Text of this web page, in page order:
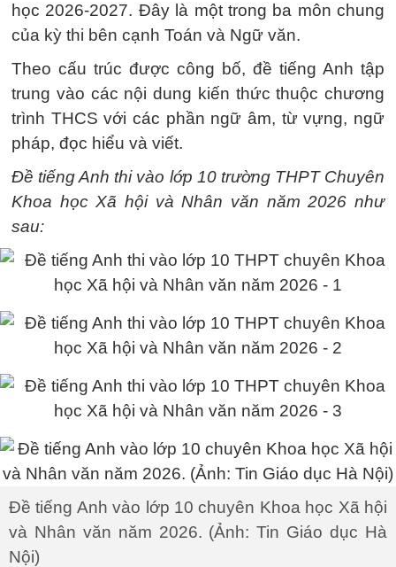
học 2026-2027. Đây là một trong ba môn chung
của kỳ thi bên cạnh Toán và Ngữ văn.
Theo cấu trúc được công bố, đề tiếng Anh tập
trung vào các nội dung kiến thức thuộc chương
trình THCS với các phần ngữ âm, từ vựng, ngữ
pháp, đọc hiểu và viết.
Đề tiếng Anh thi vào lớp 10 trường THPT Chuyên
Khoa học Xã hội và Nhân văn năm 2026 như
sau:
Đề tiếng Anh vào lớp 10 chuyên Khoa học Xã hội
và Nhân văn năm 2026. (Ảnh: Tin Giáo dục Hà
Nội)